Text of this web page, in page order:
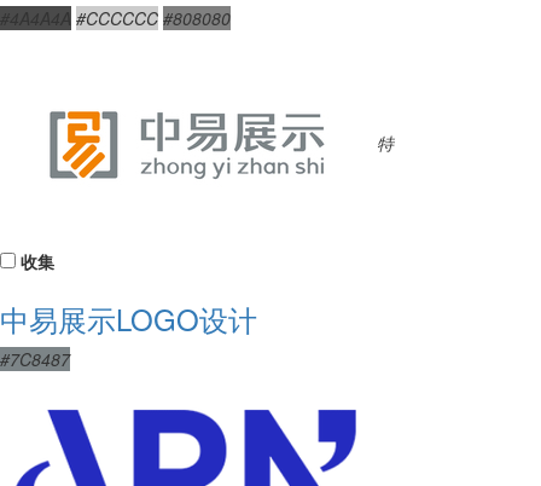
#4A4A4A #CCCCCC #808080
特
收集
中易展示LOGO设计
#7C8487